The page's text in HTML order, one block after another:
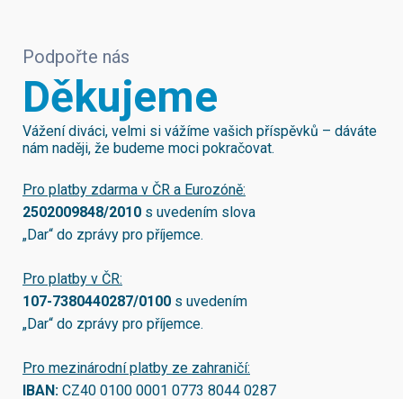
Podpořte nás
Děkujeme
Vážení diváci, velmi si vážíme vašich příspěvků – dáváte
nám naději, že budeme moci pokračovat.
Pro platby zdarma v ČR a Eurozóně:
2502009848/2010 s uvedením slova
„Dar“ do zprávy pro příjemce.
Pro platby v ČR:
107-7380440287/0100 s uvedením
„Dar“ do zprávy pro příjemce.
Pro mezinárodní platby ze zahraničí:
IBAN: CZ40 0100 0001 0773 8044 0287